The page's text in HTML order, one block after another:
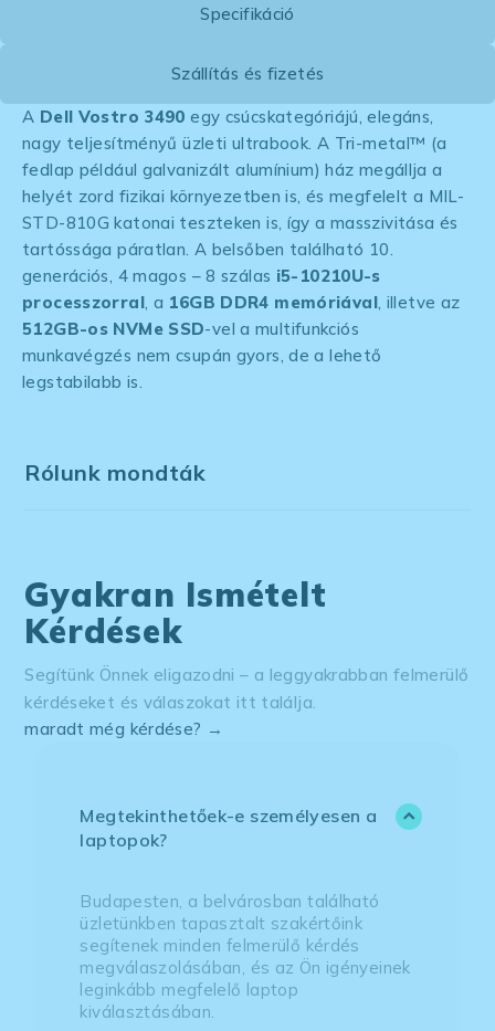
Specifikáció
Szállítás és fizetés
A Dell Vostro 3490 egy csúcskategóriájú, elegáns,
nagy teljesítményű üzleti ultrabook. A Tri-metal™ (a
fedlap például galvanizált alumínium) ház megállja a
helyét zord fizikai környezetben is, és megfelelt a MIL-
STD-810G katonai teszteken is, így a masszivitása és
tartóssága páratlan. A belsőben található 10.
generációs, 4 magos – 8 szálas i5-10210U-s
processzorral, a 16GB DDR4 memóriával, illetve az
512GB-os NVMe SSD-vel a multifunkciós
munkavégzés nem csupán gyors, de a lehető
legstabilabb is.
Rólunk mondták
Gyakran Ismételt
Kérdések
Segítünk Önnek eligazodni – a leggyakrabban felmerülő
kérdéseket és válaszokat itt találja.
maradt még kérdése? →
Megtekinthetőek-e személyesen a
laptopok?
Budapesten, a belvárosban található
üzletünkben tapasztalt szakértőink
segítenek minden felmerülő kérdés
megválaszolásában, és az Ön igényeinek
leginkább megfelelő laptop
kiválasztásában.